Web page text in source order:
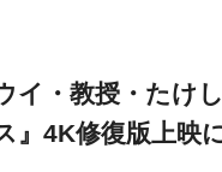
イ・教授・たけ
』4K修復版上映